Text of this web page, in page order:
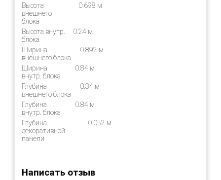
Высота
внешнего
блока
0.698 м
Высота внутр.
блока
0.24 м
Ширина
внешнего блока
0.892 м
Ширина
внутр. блока
0.84 м
Глубина
внешнего блока
0.34 м
Глубина
внутр. блока
0.84 м
Глубина
декоративной
панели
0.052 м
Написать отзыв